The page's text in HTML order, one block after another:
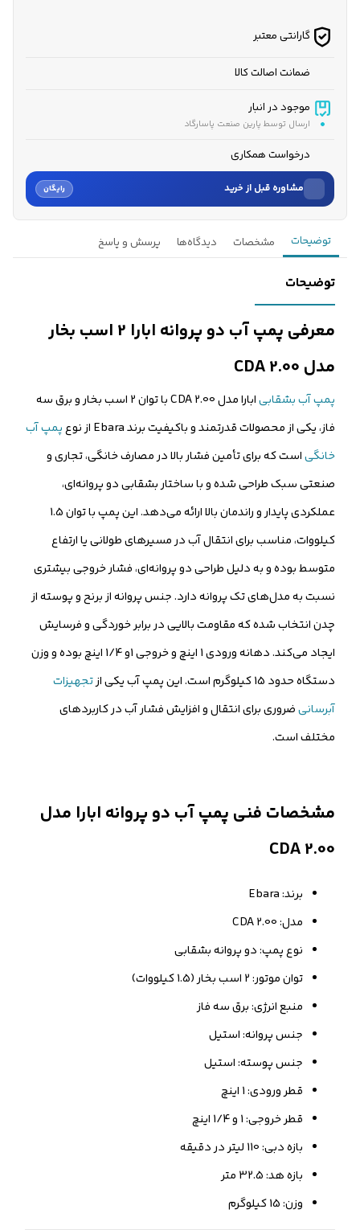
گارانتی معتبر
ضمانت اصالت کالا
موجود در انبار
ارسال توسط پارین صنعت پاسارگاد
درخواست همکاری
مشاوره قبل از خرید رایگان
نام
تماس می‌گیرند.
ثبت درخواست مشاوره رایگان
توضیحات مشخصات دیدگاه‌ها پرسش و پاسخ
توضیحات
معرفی پمپ آب دو پروانه ابارا 2 اسب بخار
مدل CDA 2.00
پمپ آب بشقابی
ابارا مدل CDA 2.00 با توان 2 اسب بخار و برق سه
فاز، یکی از محصولات قدرتمند و باکیفیت برند Ebara از نوع
پمپ آب
خانگیاست که برای تأمین فشار بالا در مصارف خانگی، تجاری و
صنعتی سبک طراحی شده و با ساختار بشقابی دو پروانه‌ای،
عملکردی پایدار و راندمان بالا ارائه می‌دهد. این پمپ با توان 1.5
کیلووات، مناسب برای انتقال آب در مسیرهای طولانی یا ارتفاع
متوسط بوده و به دلیل طراحی دو پروانه‌ای، فشار خروجی بیشتری
نسبت به مدل‌های تک پروانه دارد. جنس پروانه از برنح و پوسته از
چدن انتخاب شده که مقاومت بالایی در برابر خوردگی و فرسایش
ایجاد می‌کند. دهانه ورودی 1 اینچ و خروجی 1و 1/4 اینچ بوده و وزن
دستگاه حدود 15 کیلوگرم است. این پمپ آب یکی از
تجهیزات
آبرسانیضروری برای انتقال و افزایش فشار آب در کاربردهای
مختلف است.
مشخصات فنی پمپ آب دو پروانه ابارا مدل
CDA 2.00
برند: Ebara
مدل: CDA 2.00
نوع پمپ: دو پروانه بشقابی
توان موتور: 2 اسب بخار (1.5 کیلووات)
منبع انرژی: برق سه فاز
جنس پروانه: استیل
جنس پوسته: استیل
قطر ورودی: 1 اینچ
قطر خروجی: 1 و 1/4 اینچ
بازه دبی: 110 لیتر در دقیقه
بازه هد: 32.5 متر
وزن: 15 کیلوگرم